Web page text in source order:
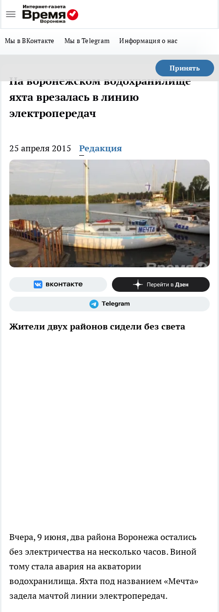
Мы в ВКонтакте Мы в Telegram Информация о нас
Принять
На воронежском водохранилище
яхта врезалась в линию
электропередач
25 апреля 2015 Редакция
Жители двух районов сидели без света
Вчера, 9 июня, два района Воронежа остались
без электричества на несколько часов. Виной
тому стала авария на акватории
водохранилища. Яхта под названием «Мечта»
задела мачтой линии электропередач.